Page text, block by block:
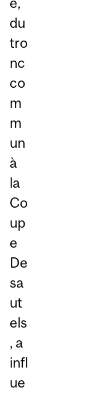
du
tro
nc
co
m
m
un
à
la
Co
up
e
De
sa
ut
els
, a
infl
ue